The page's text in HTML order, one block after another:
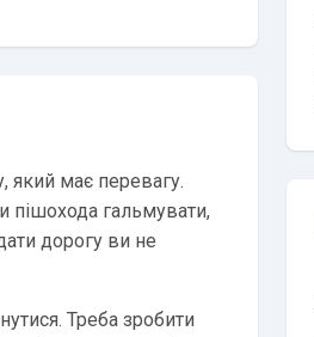
який має перевагу.
пішохода гальмувати,
дорогу ви не
Треба зробити